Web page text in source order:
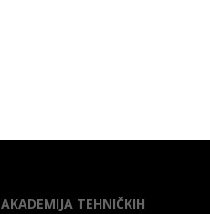
AKADEMIJA TEHNIČKIH